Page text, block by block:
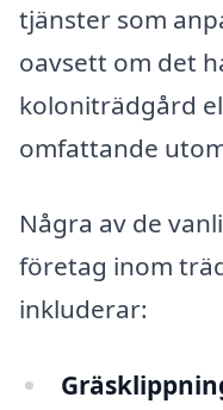
tjänster som
oavsett om det
koloniträdgård
omfattande
Några av de
företag inom
inkluderar: